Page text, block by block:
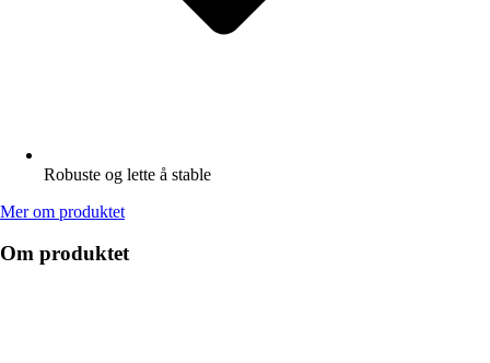
Robuste og lette å stable
Mer om produktet
Om produktet